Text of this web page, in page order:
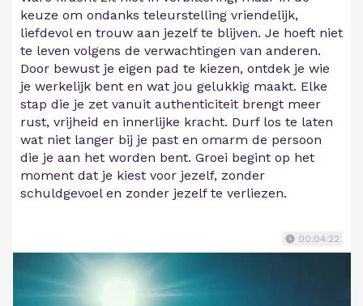
keuze om ondanks teleurstelling vriendelijk,
liefdevol en trouw aan jezelf te blijven. Je hoeft niet
te leven volgens de verwachtingen van anderen.
Door bewust je eigen pad te kiezen, ontdek je wie
je werkelijk bent en wat jou gelukkig maakt. Elke
stap die je zet vanuit authenticiteit brengt meer
rust, vrijheid en innerlijke kracht. Durf los te laten
wat niet langer bij je past en omarm de persoon
die je aan het worden bent. Groei begint op het
moment dat je kiest voor jezelf, zonder
schuldgevoel en zonder jezelf te verliezen.
00:04:22